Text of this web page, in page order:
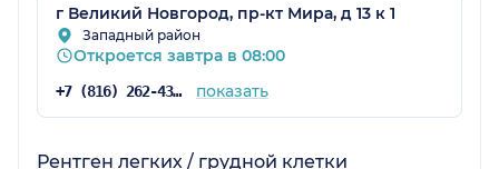
г Великий Новгород, пр-кт Мира, д 13 к 1
Западный район
Откроется завтра в 08:00
+7 (816) 262-43-09 показать
Рентген легких / грудной клетки